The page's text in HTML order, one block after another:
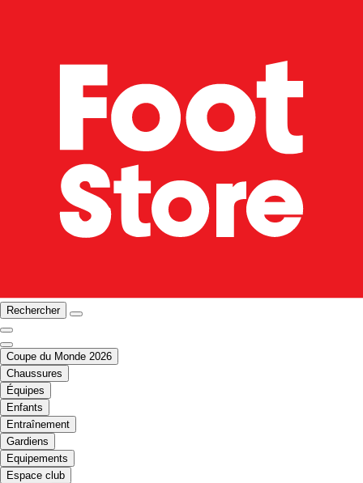
Rechercher
Coupe du Monde 2026
Chaussures
Équipes
Enfants
Entraînement
Gardiens
Equipements
Espace club